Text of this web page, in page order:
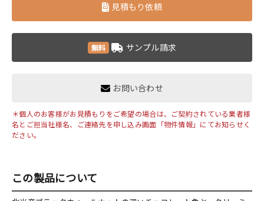
見積もり依頼
無料 サンプル請求
お問い合わせ
＊個人のお客様がお見積もりをご希望の場合は、ご契約されている業者様
名とご担当社様名、ご連絡先を申し込み画面「物件情報」にてお知らせく
ださい。
この製品について